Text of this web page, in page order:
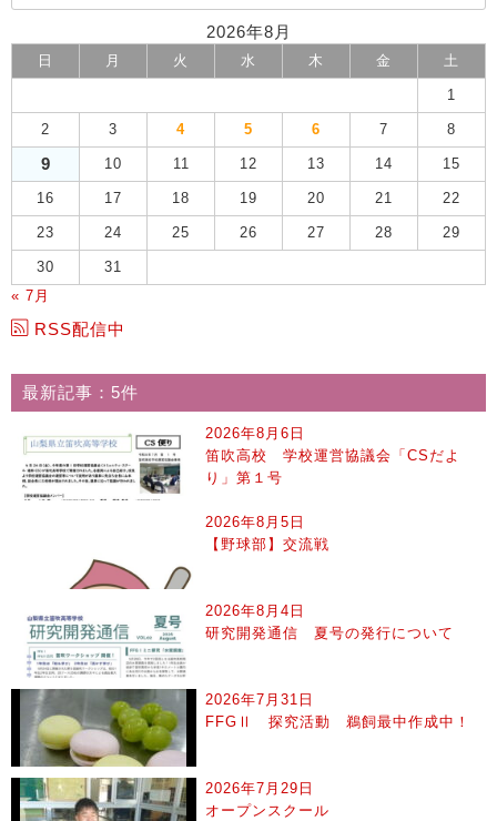
2026年8月
日 月 火 水 木 金 土
1
2 3 4 5 6 7 8
9 10 11 12 13 14 15
16 17 18 19 20 21 22
23 24 25 26 27 28 29
30
31
« 7月
RSS配信中
最新記事：5件
2026年8月6日
笛吹高校 学校運営協議会「CSだよ
り」第１号
2026年8月5日
【野球部】交流戦
2026年8月4日
研究開発通信 夏号の発行について
2026年7月31日
FFGⅡ 探究活動 鵜飼最中作成中！
2026年7月29日
オープンスクール